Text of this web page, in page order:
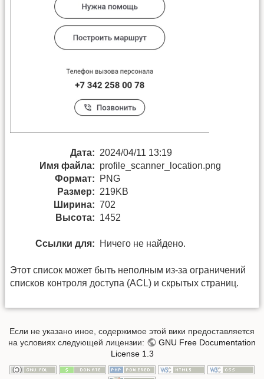
Дата: 2024/04/11 13:19
Имя файла: profile_scanner_location.png
Формат:
PNG
Размер: 219KB
Ширина: 702
Высота: 1452
Ссылки для: Ничего не найдено.
Этот список может быть неполным из-за ограничений
списков контроля доступа (ACL) и скрытых страниц.
Если не указано иное, содержимое этой вики предоставляется
на условиях следующей лицензии:
GNU Free Documentation
License 1.3